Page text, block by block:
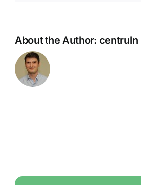
About the Author: centruln